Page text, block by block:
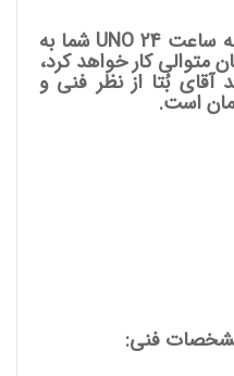
این موتور تضمین می کند که ساعت UNO 24 شما به
متوالی کار خواهد کرد،
آقای بُتا از نظر فنی و
است.
فنی: